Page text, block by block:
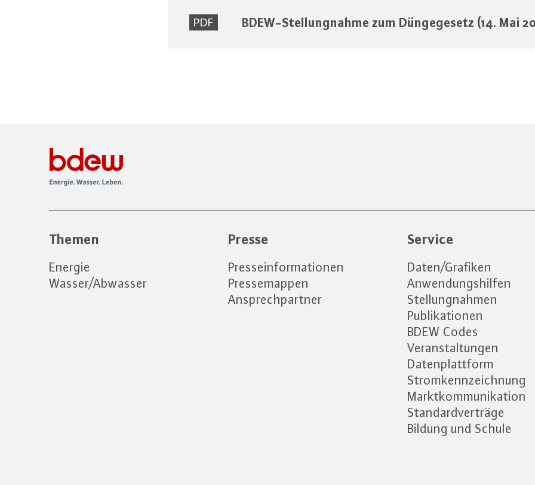
PDF BDEW-Stellungnahme zum Düngegesetz (14. Mai
Themen
Energie
Wasser/Abwasser
Presse
Presseinformationen
Pressemappen
Ansprechpartner
Service
Daten/Grafiken
Anwendungshilfen
Stellungnahmen
Publikationen
BDEW Codes
Veranstaltungen
Datenplattform
Stromkennzeichnung
Marktkommunikation
Standardverträge
Bildung und Schule